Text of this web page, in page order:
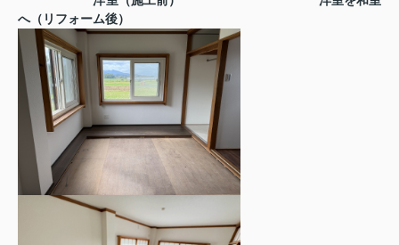
へ（リフォーム後）